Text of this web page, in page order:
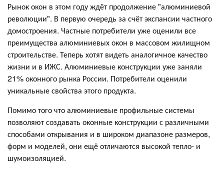
Рынок окон в этом году ждёт продолжение "алюминиевой
революции". В первую очередь за счёт экспансии частного
домостроения. Частные потребители уже оценили все
преимущества алюминиевых окон в массовом жилищном
строительстве. Теперь хотят видеть аналогичное качество
жизни и в ИЖС. Алюминиевые конструкции уже заняли
21% оконного рынка России. Потребители оценили
уникальные свойства этого продукта.
Помимо того что алюминиевые профильные системы
позволяют создавать оконные конструкции с различными
способами открывания и в широком диапазоне размеров,
форм и моделей, они ещё отличаются высокой тепло- и
шумоизоляцией.